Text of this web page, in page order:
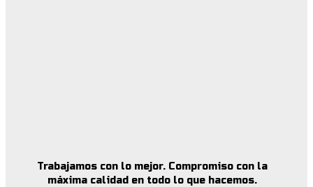
Trabajamos con lo mejor. Compromiso con la
máxima calidad en todo lo que hacemos.